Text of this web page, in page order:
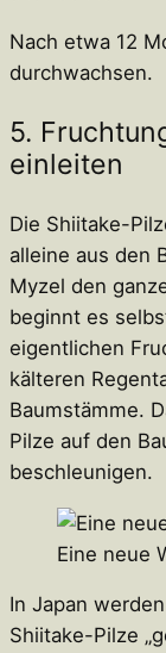
Nach etwa 12
durchwachsen.
5.
einleiten
Die Shiitake-
alleine aus den
Myzel den
beginnt es
eigentlichen
kälteren
Baumstämme.
Pilze auf den
beschleunigen.
Eine neue
In Japan
Shiitake-Pilze